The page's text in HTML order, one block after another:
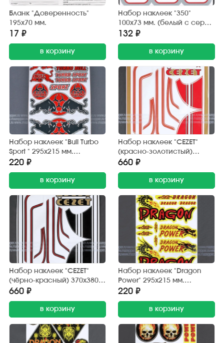
Бланк "Доверенность"
195х70 мм.
17 ₽
в корзину
Набор наклеек "350"
100х73 мм. (белый с серой
окантовкой) 2 шт.
132 ₽
в корзину
Набор наклеек "Bull Turbo
Sport " 295х215 мм.
(красно-черный) 15 шт.
220 ₽
в корзину
Набор наклеек "CEZET"
(красно-золотистый)
370х380 мм. (10 шт.)
660 ₽
в корзину
Набор наклеек "CEZET"
(чёрно-красный) 370х380
мм. (10 шт.)
660 ₽
в корзину
Набор наклеек "Dragon
Power" 295х215 мм.
(красно-желтый) 12 шт.
220 ₽
в корзину